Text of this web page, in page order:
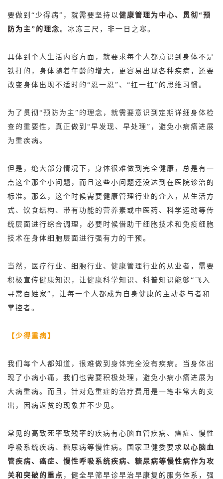
要做到“少得病”，就需要坚持以 健康管理为中心、贯彻“预
防为主”的理念。 冰冻三尺，非一日之寒。
具体到个人生活内容方面，就要求每个人都意识到身体不是
铁打的，身体随着年龄的增大，更容易出现各种疾病，还要
改变身体出现不适时的“忍一忍”、“扛一扛”的思维习惯。
为了贯彻“预防为主”的理念，就需要意识到定期详细身体检
查的重要性，真正做到“早发现、早处理”，避免小病痛进展
为重疾病。
但是，绝大部分情况下，身体很难做到完全健康，总是有一
点这个那个小问题，而且这些小问题还没达到在医院诊治的
标准。那么，这个时候需要健康管理行业的介入，从生活方
式、饮食结构、带有功能的营养素或中医药、科学运动等传
统层面进行综合调理，必要时候借助 干细胞技术和免疫细胞
技术在身体细胞层面进行强有力的干预。
当然，医疗行业、细胞行业、健康管理行业的从业者，需要
积极宣传健康知识，让健康科学知识、科普知识能够“飞入
寻常百姓家”，让每一个人都成为自身健康的主动参与者和
掌控者。
【少得重病】
我们每个人都知道，很难做到身体完全没有疾病。当身体出
现了小病小痛，我们也需要积极处理，避免小病小痛进展为
大病重病。而且，针对危重症的治疗费用是一笔非常大的支
出，因病返贫的现象并不少见。
常见的高致死率致残率的疾病有心脑血管疾病、癌症、慢性
呼吸系统疾病、糖尿病等慢性病。国家卫健委要求 以心脑血
管疾病、癌症、慢性呼吸系统疾病、糖尿病等慢性病作为攻
关和突破的重点 ，健全早筛早诊早治早康复的服务体系，强